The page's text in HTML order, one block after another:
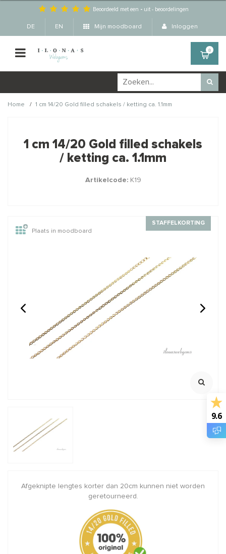
Beoordeeld met een - uit -beoordelingen
DE EN Mijn moodboard Inloggen
0
Home / 1 cm 14/20 Gold filled schakels / ketting ca. 1.1mm
producten ook interessant
voor je?
Klik voor staffelkorting
€2,25 Incl. btw
€1,86 Excl. btw
1cm 14/20 Gold filled
schakels / ketting
Excl. btw
1 cm 14/20 Gold filled schakels
/ ketting ca. 1.1mm
Artikelcode:K19
STAFFELKORTING
Plaats in moodboard
Afgeknipte lengtes korter dan 20cm kunnen niet worden
geretourneerd.
9.6